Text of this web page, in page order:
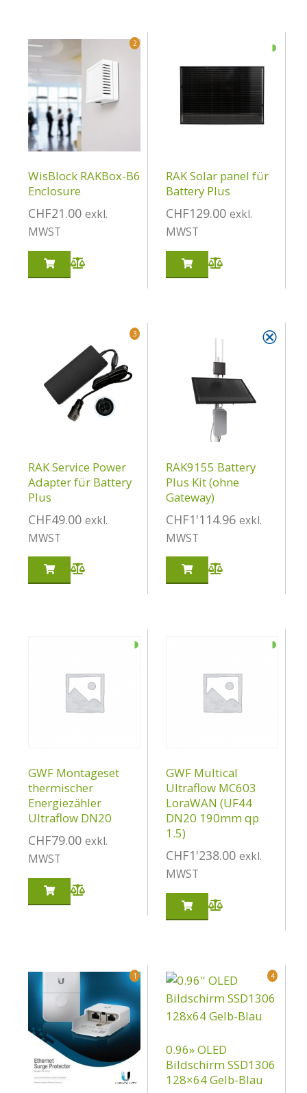
2
WisBlock RAKBox-B6
Enclosure
CHF21.00 exkl.
MWST
◑
RAK Solar panel für
Battery Plus
CHF129.00 exkl.
MWST
3
RAK Service Power
Adapter für Battery
Plus
CHF49.00 exkl.
MWST
⮿
RAK9155 Battery
Plus Kit (ohne
Gateway)
CHF1'114.96 exkl.
MWST
◑
GWF Montageset
thermischer
Energiezähler
Ultraflow DN20
CHF79.00 exkl.
MWST
◑
GWF Multical
Ultraflow MC603
LoraWAN (UF44
DN20 190mm qp
1.5)
CHF1'238.00 exkl.
MWST
1 4
0.96» OLED
Bildschirm SSD1306
128×64 Gelb-Blau